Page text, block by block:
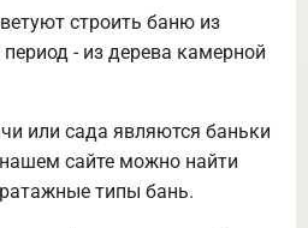
строить баню из
- из дерева камерной
или сада являются баньки
сайте можно найти
типы бань.